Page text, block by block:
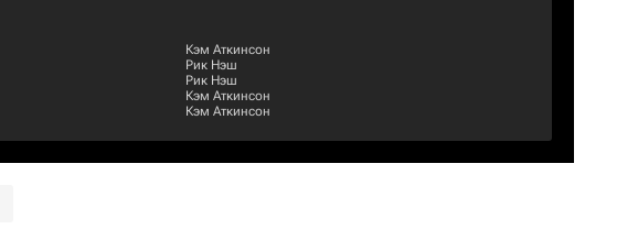
Кэм Аткинсон
Рик Нэш
Рик Нэш
Кэм Аткинсон
Кэм Аткинсон